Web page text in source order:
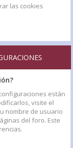
las cookies
están
visite el
nombre de usuario
del foro. Este